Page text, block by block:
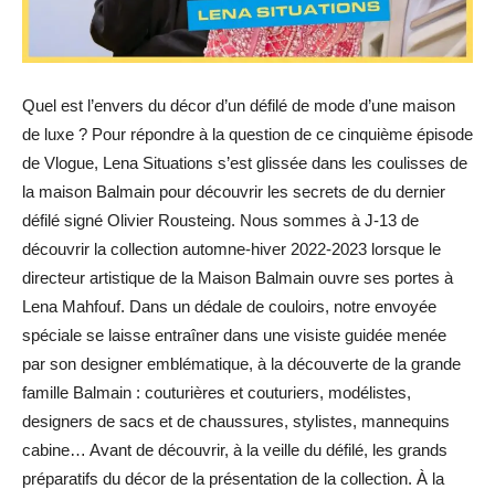
Quel est l’envers du décor d’un défilé de mode d’une maison
de luxe ? Pour répondre à la question de ce cinquième épisode
de Vlogue, Lena Situations s’est glissée dans les coulisses de
la maison Balmain pour découvrir les secrets de du dernier
défilé signé Olivier Rousteing. Nous sommes à J-13 de
découvrir la collection automne-hiver 2022-2023 lorsque le
directeur artistique de la Maison Balmain ouvre ses portes à
Lena Mahfouf. Dans un dédale de couloirs, notre envoyée
spéciale se laisse entraîner dans une visiste guidée menée
par son designer emblématique, à la découverte de la grande
famille Balmain : couturières et couturiers, modélistes,
designers de sacs et de chaussures, stylistes, mannequins
cabine… Avant de découvrir, à la veille du défilé, les grands
préparatifs du décor de la présentation de la collection. À la